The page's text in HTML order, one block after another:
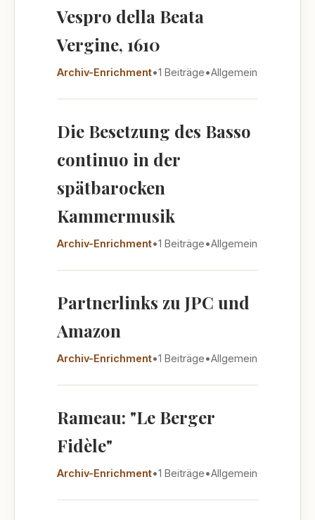
Vespro della Beata
Vergine, 1610
Archiv-Enrichment•1 Beiträge•Allgemein
Die Besetzung des Basso
continuo in der
spätbarocken
Kammermusik
Archiv-Enrichment•1 Beiträge•Allgemein
Partnerlinks zu JPC und
Amazon
Archiv-Enrichment•1 Beiträge•Allgemein
Rameau: "Le Berger
Fidèle"
Archiv-Enrichment•1 Beiträge•Allgemein